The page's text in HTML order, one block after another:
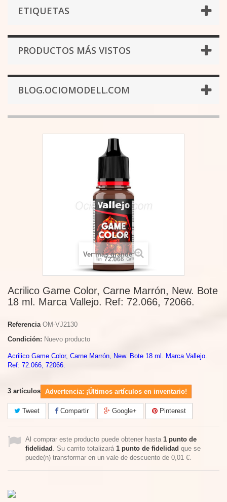
ETIQUETAS
PRODUCTOS MÁS VISTOS
BLOG.OCIOMODELL.COM
Ver más grande
Acrilico Game Color, Carne Marrón, New. Bote
18 ml. Marca Vallejo. Ref: 72.066, 72066.
Referencia OM-VJ2130
Condición: Nuevo producto
Acrilico Game Color, Carne Marrón, New. Bote 18 ml. Marca Vallejo.
Ref: 72.066, 72066.
3 artículos Advertencia: ¡Últimos artículos en inventario!
Tweet Compartir Google+ Pinterest
Al comprar este producto puede obtener hasta 1 punto de
fidelidad . Su carrito totalizará 1 punto de fidelidad que se
puede(n) transformar en un vale de descuento de 0,01 €.